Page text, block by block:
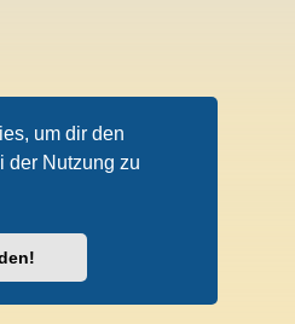
um dir den
der Nutzung zu